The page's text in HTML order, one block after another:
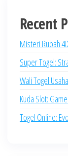
Recent
Misteri Rubah
Super Togel:
Wali Togel
Kuda Slot:
Togel Online: